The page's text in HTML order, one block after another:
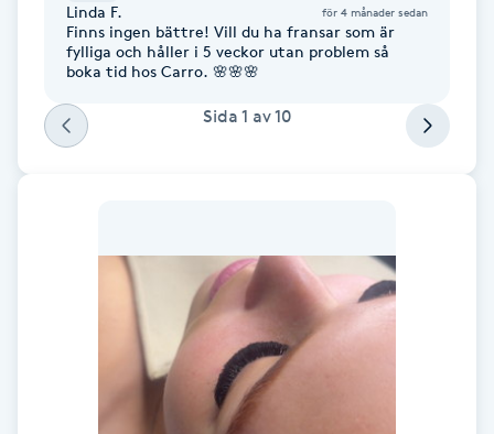
Funktionsanalys
Föning
G
Gellack med förstärkning
Linda F. för 4 månader sedan
Finns ingen bättre! Vill du ha fransar som är
fylliga och håller i 5 veckor utan problem så
boka tid hos Carro. 🌸🌸🌸
Sida 1 av10